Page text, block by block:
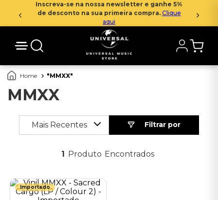
Inscreva-se na nossa newsletter e ganhe 5%
de desconto na sua primeira compra. Clique
aqui
MMXX
MMXX
Mais Recentes
1 Produto
Importado